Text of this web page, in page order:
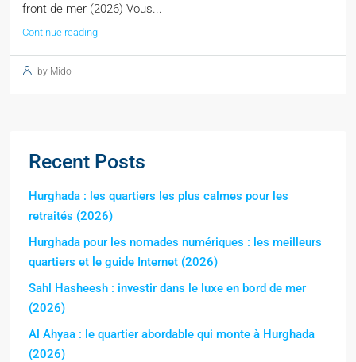
front de mer (2026) Vous...
Continue reading
by Mido
Recent Posts
Hurghada : les quartiers les plus calmes pour les
retraités (2026)
Hurghada pour les nomades numériques : les meilleurs
quartiers et le guide Internet (2026)
Sahl Hasheesh : investir dans le luxe en bord de mer
(2026)
Al Ahyaa : le quartier abordable qui monte à Hurghada
(2026)